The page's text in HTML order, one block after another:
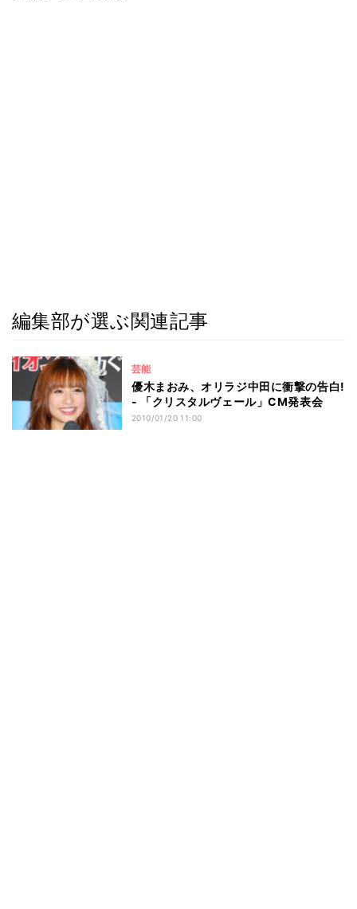
編集部が選ぶ関連記事
芸能
優木まおみ、オリラジ中田に衝撃の告白!
- 「クリスタルヴェール」CM発表会
2010/01/20 11:00